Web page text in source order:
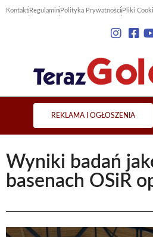
Kontakt Regulamin Polityka Prywatności Pliki
REKLAMA I OGŁOSZENIA
Wyniki badań
basenach OSiR